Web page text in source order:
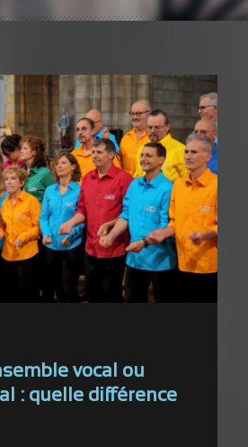
vocal ou
: quelle différence